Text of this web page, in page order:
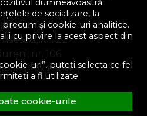
dumneavoastră
de socializare, la
și cookie-uri analitice.
cu privire la acest aspect din
uri”, puteți selecta ce fel
a fi utilizate.
cookie-urile
Nr. 22
nr. 106
România